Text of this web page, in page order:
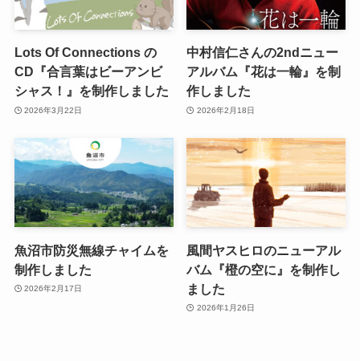
Lots Of Connections の
CD『合言葉はビーアンビ
シャス！』を制作しました
2026年3月22日
中村信仁さんの2ndニュー
アルバム『花は一輪』を制
作しました
2026年2月18日
魚沼市防災無線チャイムを
制作しました
2026年2月17日
風間ヤスヒロのニューアル
バム『橙の空に』を制作し
ました
2026年1月26日